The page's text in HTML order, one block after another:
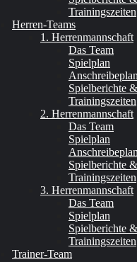
Trainingszeiten
Herren-Teams
1. Herrenmannschaft
Das Team
Spielplan
Anschreibeplan
Spielberichte
Trainingszeiten
2. Herrenmannschaft
Das Team
Spielplan
Anschreibeplan
Spielberichte
Trainingszeiten
3. Herrenmannschaft
Das Team
Spielplan
Spielberichte
Trainingszeiten
Trainer-Team